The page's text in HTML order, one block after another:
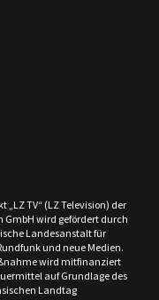
„LZ TV“ (LZ Television) der
GmbH wird gefördert durch
Landesanstalt für
und neue Medien.
wird mitfinanziert
auf Grundlage des
Landtag